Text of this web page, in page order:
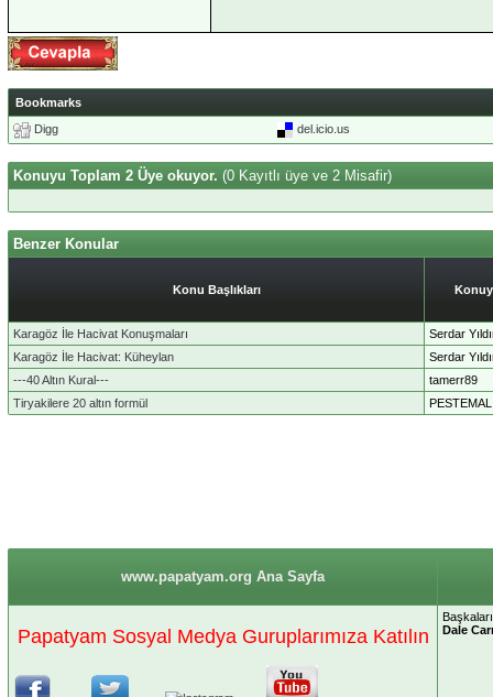
Bookmarks
Digg
del.icio.us
Konuyu Toplam 2 Üye okuyor. (0 Kayıtlı üye ve 2 Misafir)
Benzer Konular
Konu Başlıkları
Karagöz İle Hacivat Konuşmaları
Serdar
Karagöz İle Hacivat: Küheylan
Serdar
---40 Altın Kural---
tamerr89
Tiryakilere 20 altın formül
PESTEMAL
www.papatyam.org Ana Sayfa
Papatyam Sosyal Medya Guruplarımıza Katılın
Dale